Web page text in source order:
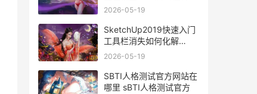
模糊
2026-05-19
SketchUp2019快速入门
工具栏消失如何化解
sketchup图文教程
2026-05-19
SBTI人格测试官方网站在
哪里 sBTI人格测试官方